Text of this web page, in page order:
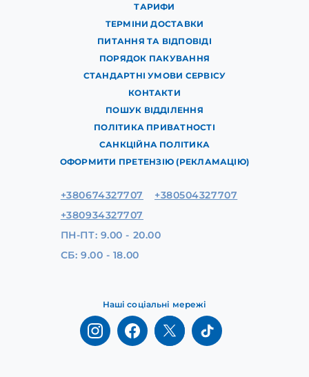
ТАРИФИ
ТЕРМІНИ ДОСТАВКИ
ПИТАННЯ ТА ВІДПОВІДІ
ПОРЯДОК ПАКУВАННЯ
СТАНДАРТНІ УМОВИ СЕРВІСУ
КОНТАКТИ
ПОШУК ВІДДІЛЕННЯ
ПОЛІТИКА ПРИВАТНОСТІ
САНКЦІЙНА ПОЛІТИКА
ОФОРМИТИ ПРЕТЕНЗІЮ (РЕКЛАМАЦІЮ)
Наші соціальні мережі
+380674327707
+380504327707
+380934327707
ПН-ПТ: 9.00 - 20.00
СБ: 9.00 - 18.00